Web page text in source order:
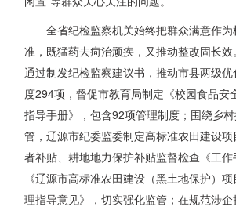
全省纪检监察机关始终把群众满意作
准，既猛药去疴治顽疾，又推动整改固长
通过制发纪检监察建议书，推动市县两级优
度294项，督促市教育局制定《校园食品安
指导手册》，包含92项管理制度；围绕乡
管，辽源市纪委监委制定高标准农田建设
者补贴、耕地地力保护补贴监督检查《工
《辽源市高标准农田建设（黑土地保护）
理指导意见》，切实强化监管；在规范涉企